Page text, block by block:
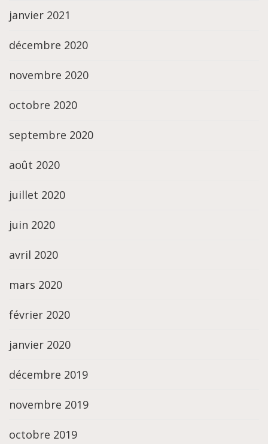
janvier 2021
décembre 2020
novembre 2020
octobre 2020
septembre 2020
août 2020
juillet 2020
juin 2020
avril 2020
mars 2020
février 2020
janvier 2020
décembre 2019
novembre 2019
octobre 2019